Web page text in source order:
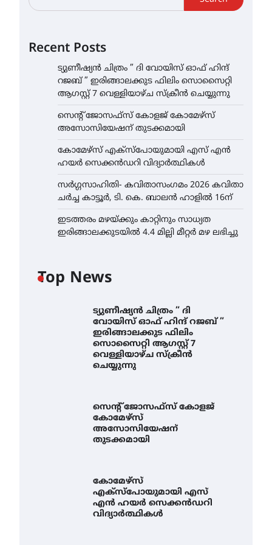
Recent Posts
ട്യുണീഷ്യൻ ചിത്രം ” ദി വോയിസ് ഓഫ് ഹിന്ദ്
റജബ് ” ഇരിങ്ങാലക്കുട ഫിലിം സൊസൈറ്റി
ആഗസ്റ്റ് 7 വെള്ളിയാഴ്ച സ്‌ക്രീൻ ചെയ്യുന്നു
സെന്റ് ജോസഫ്സ് കോളജ് കോമേഴ്‌സ്
അസോസിയേഷന് തുടക്കമായി
കോമേഴ്സ് എക്സ്പോയുമായി എസ് എൻ
ഹയർ സെക്കൻഡറി വിദ്യാർത്ഥികൾ
സർഗ്ഗസാഹിതി- കവിതാസംഗമം 2026 കവിതാ
ചർച്ച കാട്ടൂർ, ടി. കെ. ബാലൻ ഹാളിൽ 16ന്
ഇടത്തരം മഴയ്ക്കും കാറ്റിനും സാധ്യത
ഇരിങ്ങാലക്കുടയിൽ 4.4 മില്ലി മീറ്റർ മഴ ലഭിച്ചു
Top News
ട്യുണീഷ്യൻ ചിത്രം ” ദി
വോയിസ് ഓഫ് ഹിന്ദ് റജബ് ”
ഇരിങ്ങാലക്കുട ഫിലിം
സൊസൈറ്റി ആഗസ്റ്റ് 7
വെള്ളിയാഴ്ച സ്‌ക്രീൻ
ചെയ്യുന്നു
സെന്റ് ജോസഫ്സ് കോളജ്
കോമേഴ്‌സ്
അസോസിയേഷന്
തുടക്കമായി
കോമേഴ്സ്
എക്സ്പോയുമായി എസ്
എൻ ഹയർ സെക്കൻഡറി
വിദ്യാർത്ഥികൾ